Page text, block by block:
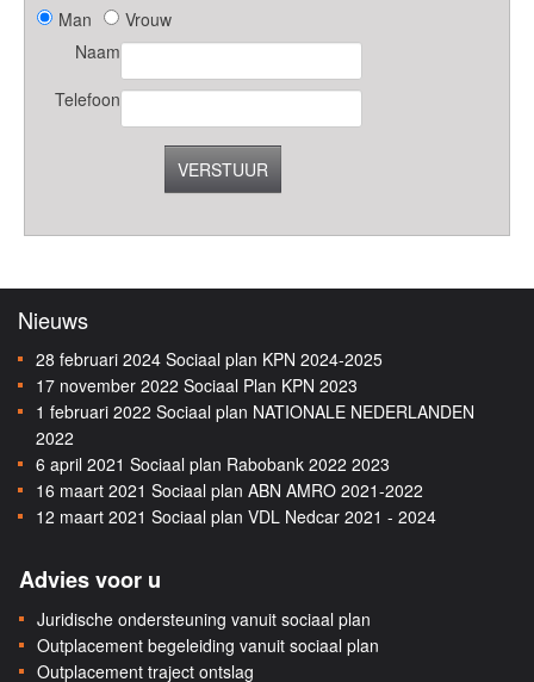
Man
Vrouw
Naam
Telefoon
VERSTUUR
Nieuws
28 februari 2024 Sociaal plan KPN 2024-2025
17 november 2022 Sociaal Plan KPN 2023
1 februari 2022 Sociaal plan NATIONALE NEDERLANDEN
2022
6 april 2021 Sociaal plan Rabobank 2022 2023
16 maart 2021 Sociaal plan ABN AMRO 2021-2022
12 maart 2021 Sociaal plan VDL Nedcar 2021 - 2024
Advies voor u
Juridische ondersteuning vanuit sociaal plan
Outplacement begeleiding vanuit sociaal plan
Outplacement traject ontslag